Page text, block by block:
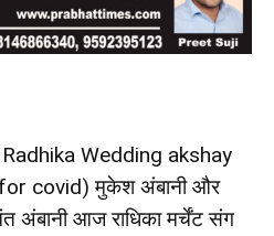
Wedding akshay
covid) मुकेश अंबानी और
अंबानी आज राधिका मर्चेंट संग